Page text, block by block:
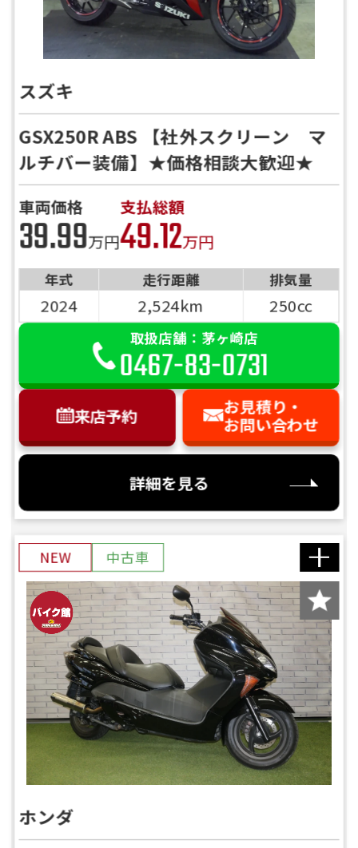
スズキ
GSX250R ABS 【社外スクリーン マ
ルチバー装備】★価格相談大歓迎★
車両価格
39.99万円
支払総額
49.12万円
年式 走行距離 排気量
2024 2,524km 250cc
取扱店舗：茅ヶ崎店
0467-83-0731
来店予約
お見積り・
お問い合わせ
詳細を見る
NEW 中古車
ホンダ